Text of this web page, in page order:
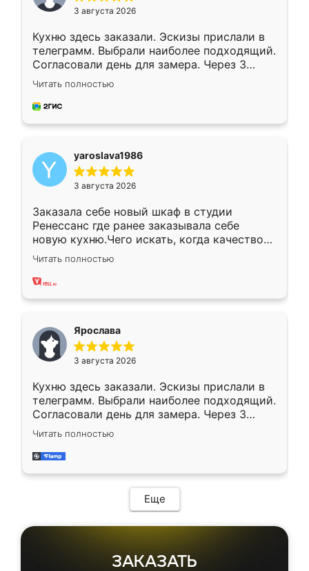
3 августа 2026
Кухню здесь заказали. Эскизы прислали в
телеграмм. Выбрали наиболее подходящий.
Согласовали день для замера. Через 3
недели кухня была уже готова. Остались
довольны работой. Спасибо Ренессанс
мебель за качественную работу!
Читать полностью
yaroslava1986
3 августа 2026
Заказала себе новый шкаф в студии
Ренессанс где ранее заказывала себе
новую кухню.Чего искать, когда качеством
вполне довольна. Служит кухня уже почти
два года, нареканий нет.
Читать полностью
Ярослава
3 августа 2026
Кухню здесь заказали. Эскизы прислали в
телеграмм. Выбрали наиболее подходящий.
Согласовали день для замера. Через 3
недели кухня была уже готова. Остались
довольны работой. Спасибо Ренессанс
мебель за качественную работу!
Читать полностью
Еще
ЗАКАЗАТЬ